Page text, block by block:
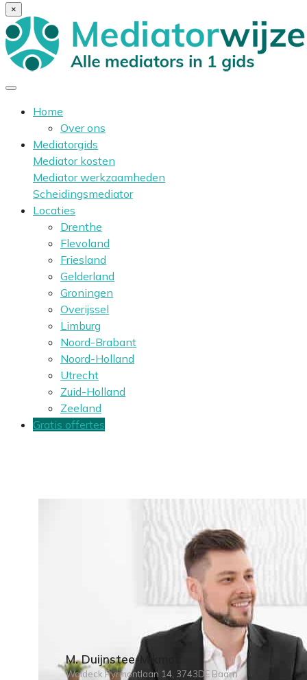
×
Home
Over ons
Mediatorgids
Mediator kosten
Mediator werkzaamheden
Scheidingsmediator
Locaties
Drenthe
Flevoland
Friesland
Gelderland
Groningen
Overijssel
Limburg
Noord-Brabant
Noord-Holland
Utrecht
Zuid-Holland
Zeeland
Gratis offertes
M. Duijnstee-Mikmak
Waldeck Pyrmontlaan 14, 3743DE Baarn